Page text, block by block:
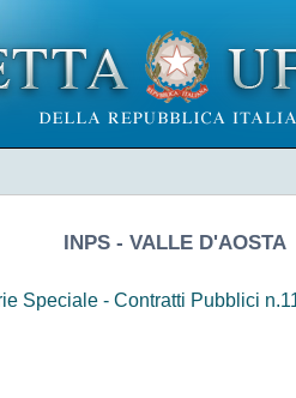
INPS - VALLE D'AOSTA
Speciale - Contratti Pubblici